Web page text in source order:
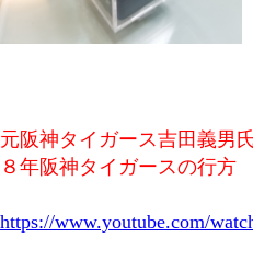
元阪神タイガース吉田義男
８年阪神タイガースの行方
https://www.youtube.com/